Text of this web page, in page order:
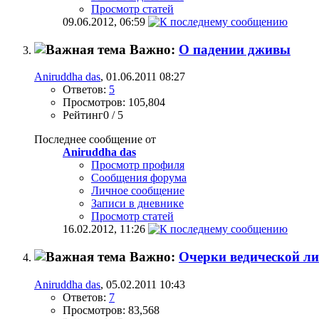
Просмотр статей
09.06.2012, 06:59
Важно: О падении дживы
Aniruddha das, 01.06.2011 08:27
Ответов: 5
Просмотров: 105,804
Рейтинг0 / 5
Последнее сообщение от
Aniruddha das
Просмотр профиля
Сообщения форума
Личное сообщение
Записи в дневнике
Просмотр статей
16.02.2012, 11:26
Важно: Очерки ведической
Aniruddha das, 05.02.2011 10:43
Ответов: 7
Просмотров: 83,568